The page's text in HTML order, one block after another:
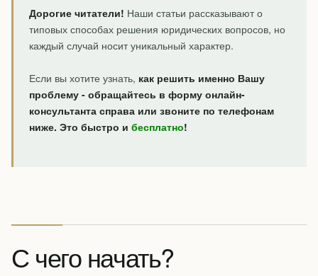
Дорогие читатели! Наши статьи рассказывают о
типовых способах решения юридических вопросов, но
каждый случай носит уникальный характер.
Если вы хотите узнать, как решить именно Вашу
проблему - обращайтесь в форму онлайн-
консультанта справа или звоните по телефонам
ниже. Это быстро и бесплатно!
С чего начать?